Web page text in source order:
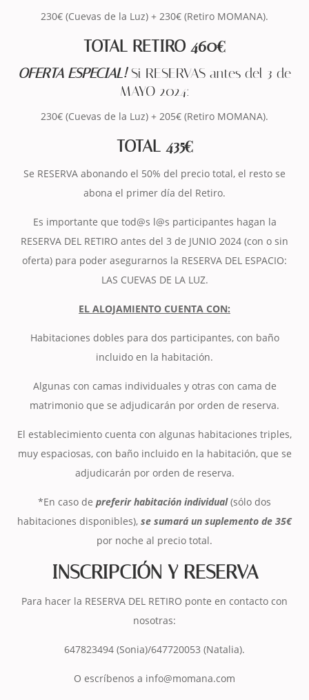
230€ (Cuevas de la Luz) + 230€ (Retiro MOMANA).
TOTAL RETIRO 460€
OFERTA ESPECIAL! Si RESERVAS antes del 3 de
MAYO 2024:
230€ (Cuevas de la Luz) + 205€ (Retiro MOMANA).
TOTAL 435€
Se RESERVA abonando el 50% del precio total, el resto se
abona el primer día del Retiro.
Es importante que tod@s l@s participantes hagan la
RESERVA DEL RETIRO antes del 3 de JUNIO 2024 (con o sin
oferta) para poder asegurarnos la RESERVA DEL ESPACIO:
LAS CUEVAS DE LA LUZ.
EL ALOJAMIENTO CUENTA CON:
Habitaciones dobles para dos participantes, con baño
incluido en la habitación.
Algunas con camas individuales y otras con cama de
matrimonio que se adjudicarán por orden de reserva.
El establecimiento cuenta con algunas habitaciones triples,
muy espaciosas, con baño incluido en la habitación, que se
adjudicarán por orden de reserva.
*En caso de preferir habitación individual (sólo dos
habitaciones disponibles), se sumará un suplemento de 35€
por noche al precio total.
INSCRIPCIÓN Y RESERVA
Para hacer la RESERVA DEL RETIRO ponte en contacto con
nosotras:
647823494 (Sonia)/647720053 (Natalia).
O escríbenos a info@momana.com